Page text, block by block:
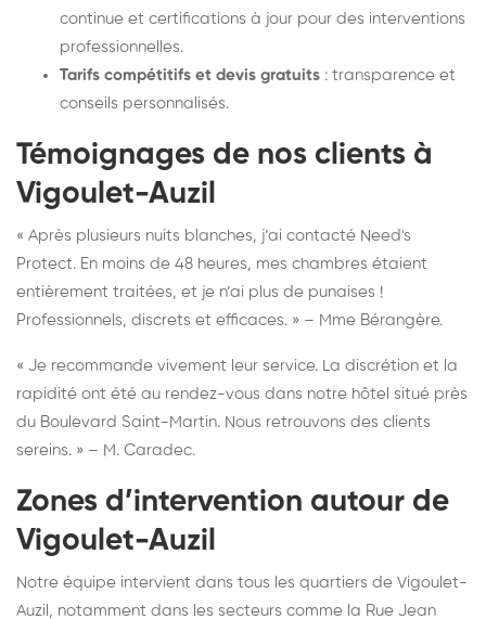
continue et certifications à jour pour des interventions
professionnelles.
Tarifs compétitifs et devis gratuits : transparence et
conseils personnalisés.
Témoignages de nos clients à
Vigoulet-Auzil
« Après plusieurs nuits blanches, j’ai contacté Need's
Protect. En moins de 48 heures, mes chambres étaient
entièrement traitées, et je n’ai plus de punaises !
Professionnels, discrets et efficaces. » – Mme Bérangère.
« Je recommande vivement leur service. La discrétion et la
rapidité ont été au rendez-vous dans notre hôtel situé près
du Boulevard Saint-Martin. Nous retrouvons des clients
sereins. » – M. Caradec.
Zones d’intervention autour de
Vigoulet-Auzil
Notre équipe intervient dans tous les quartiers de Vigoulet-
Auzil, notamment dans les secteurs comme la Rue Jean